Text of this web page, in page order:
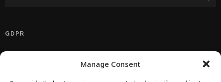
Manage Consent
GDPR